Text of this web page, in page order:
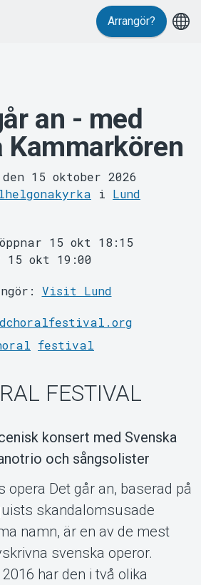
Support
Arrangör?
an - med
Kammarkören
den 15 oktober 2026
i Lund
15 okt 18:15
okt 19:00
Visit Lund
festival
FESTIVAL
konsert med Svenska
och sångsolister
opera Det går an, baserad på
skandalomsusade
namn, är en av de mest
svenska operor.
har den i två olika